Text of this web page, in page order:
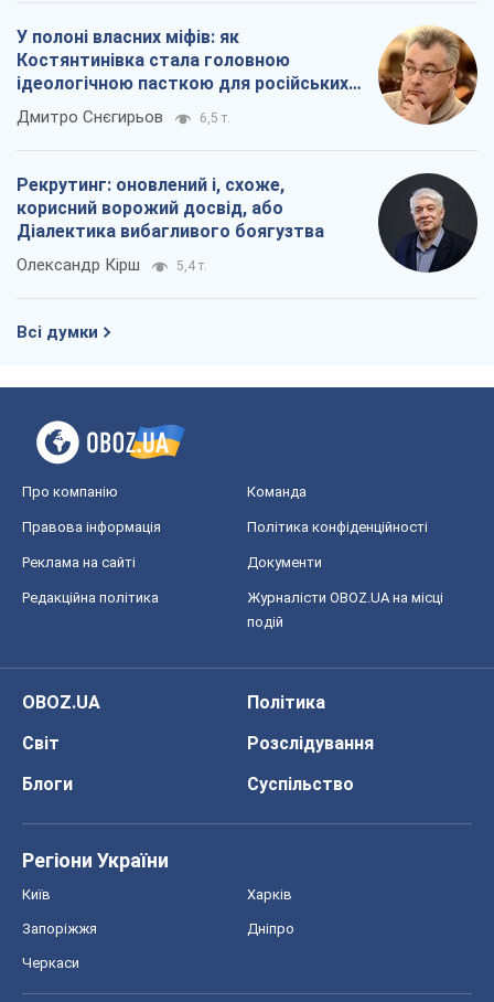
У полоні власних міфів: як
Костянтинівка стала головною
ідеологічною пасткою для російських
окупантів
Дмитро Снєгирьов 6,5 т.
Рекрутинг: оновлений і, схоже,
корисний ворожий досвід, або
Діалектика вибагливого боягузтва
Олександр Кірш 5,4 т.
Всі думки
Про компанію Команда
Правова інформація Політика конфіденційності
Реклама на сайті Документи
Редакційна політика
Журналісти OBOZ.UA на місці
подій
OBOZ.UA
Політика
Світ
Розслідування
Блоги
Суспільство
Регіони України
Київ Харків
Запоріжжя Дніпро
Черкаси